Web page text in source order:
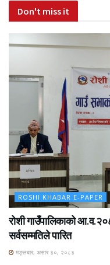
Don't miss it
ROSHI KHABAR E-PAPER
रोशी गाउँपालिकाको
सर्वसम्मतिले पारित
मङ्लबार, असार ३०, २०८३